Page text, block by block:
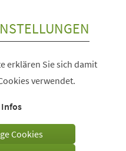
erklären Sie sich damit
verwendet.
Cookies